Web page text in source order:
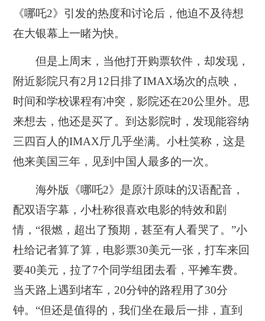
《哪吒2》引发的热度和讨论后，他迫不及待想
在大银幕上一睹为快。
但是上周末，当他打开购票软件，却发现，
附近影院只有2月12日排了IMAX场次的点映，
时间和学校课程有冲突，影院还在20公里外。思
来想去，他还是买了。到达影院时，发现能容纳
三四百人的IMAX厅几乎坐满。小杜笑称，这是
他来美国三年，见到中国人最多的一次。
海外版《哪吒2》是原汁原味的汉语配音，
配双语字幕，小杜称很喜欢电影的特效和剧
情，“很燃，超出了预期，甚至有人看哭了。”小
杜给记者算了算，电影票30美元一张，打车来回
要40美元，拉了7个同学组团去看，平摊车费。
当天路上遇到堵车，20分钟的路程用了30分
钟。“但还是值得的，我们坐在最后一排，直到